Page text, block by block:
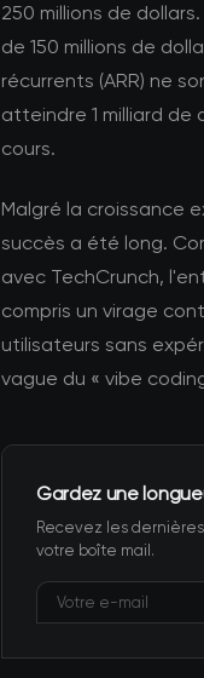
250 millions de
de 150 millions de
récurrents (ARR) ne
atteindre 1 milliard de
cours.
Malgré la croissance
succès a été long.
avec TechCrunch,
compris un virage
utilisateurs sans
vague du « vibe
Gardez une
Recevez les
votre boîte mail.